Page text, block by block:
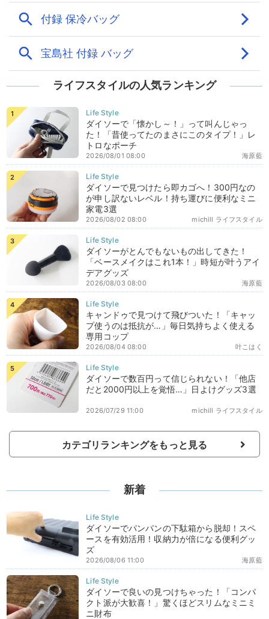
ライフスタイルの人気ランキング
ダイソーで「懐かし～！」って叫んじゃっ
た！「昔使ってたのまさにこのタイプ！」レ
トロなポーチ
海原藍
2026/08/01 08:00
ダイソーで見つけたら即カゴへ！300円なの
が申し訳ないレベル！持ち運びに便利なミニ
家電3選
michill ライフスタイル
2026/08/02 08:00
ダイソーがとんでもないもの出してきた！
「ベースメイクはこれ1本！」時短が叶うアイ
デアグッズ
海原藍
2026/08/03 08:00
キャンドゥで見つけて飛びついた！「キャッ
プ使うのは抵抗が…」毎日気持ちよく使える
専用コップ
叶こはく
2026/08/04 08:00
ダイソーで数百円って信じられない！「他店
だと2000円以上を覚悟…」日よけグッズ3選
michill ライフスタイル
2026/07/29 11:00
カテゴリランキングをもっと見る
新着
ダイソーでパンパンの下駄箱から脱却！スペ
ースを有効活用！収納力が倍になる便利グッ
ズ
海原藍
2026/08/06 11:00
ダイソーで良いの見つけちゃった！「コンパ
クト派が大歓喜！」驚くほどスリムなミニミ
ニ財布